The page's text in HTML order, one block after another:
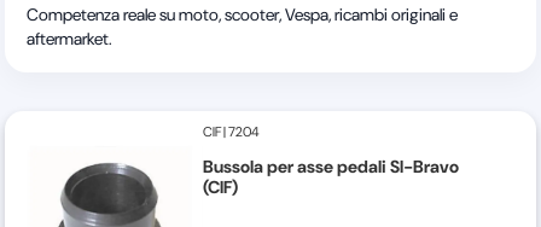
Competenza reale su moto, scooter, Vespa, ricambi originali e
aftermarket.
CIF|7204
Bussola per asse pedali SI-Bravo
(CIF)